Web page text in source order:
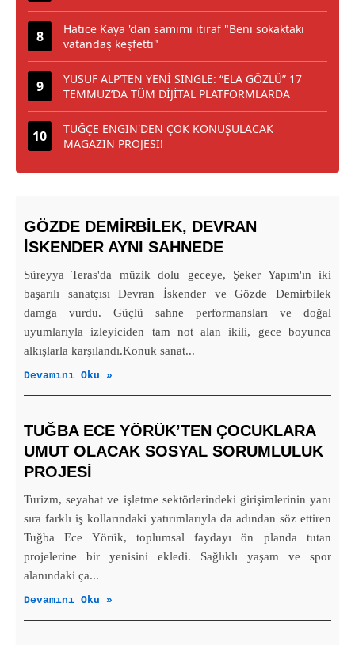
Hatice Kaya 'dan samimi itiraf "Beni sokaktaki
vatandaş keşfetti"
YUSUF ALP’TEN YENİ SINGLE: “ELA GÖZLÜ” 17
TEMMUZ’DA TÜM DİJİTAL PLATFORMLARDA
TUĞÇE ENGİN'DEN ÇOK KONUŞULACAK
MAGAZİN PROJESİ!
GÖZDE DEMİRBİLEK, DEVRAN
İSKENDER AYNI SAHNEDE
Süreyya Teras'da müzik dolu geceye, Şeker Yapım'ın iki
başarılı sanatçısı Devran İskender ve Gözde Demirbilek
damga vurdu. Güçlü sahne performansları ve doğal
uyumlarıyla izleyiciden tam not alan ikili, gece boyunca
alkışlarla karşılandı.Konuk sanat...
Devamını Oku »
TUĞBA ECE YÖRÜK’TEN ÇOCUKLARA
UMUT OLACAK SOSYAL SORUMLULUK
PROJESİ
Turizm, seyahat ve işletme sektörlerindeki girişimlerinin yanı
sıra farklı iş kollarındaki yatırımlarıyla da adından söz ettiren
Tuğba Ece Yörük, toplumsal faydayı ön planda tutan
projelerine bir yenisini ekledi. Sağlıklı yaşam ve spor
alanındaki ça...
Devamını Oku »